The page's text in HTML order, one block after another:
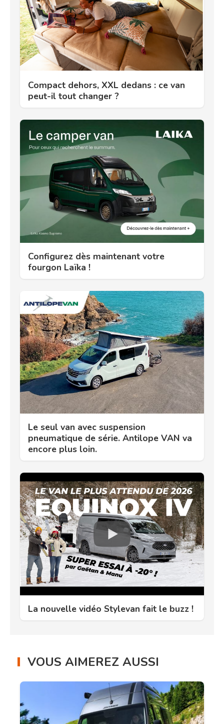
Compact dehors, XXL dedans : ce van
peut-il tout changer ?
Configurez dès maintenant votre
fourgon Laïka !
Le seul van avec suspension
pneumatique de série. Antilope VAN va
encore plus loin.
La nouvelle vidéo Stylevan fait le buzz !
VOUS AIMEREZ AUSSI